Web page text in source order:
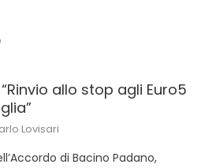
allo stop agli Euro5
Lovisari
di Bacino Padano,